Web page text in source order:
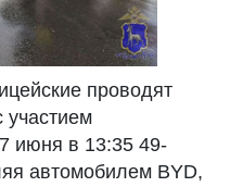
проводят
участием
июня в 13:35 49-
автомобилем BYD,